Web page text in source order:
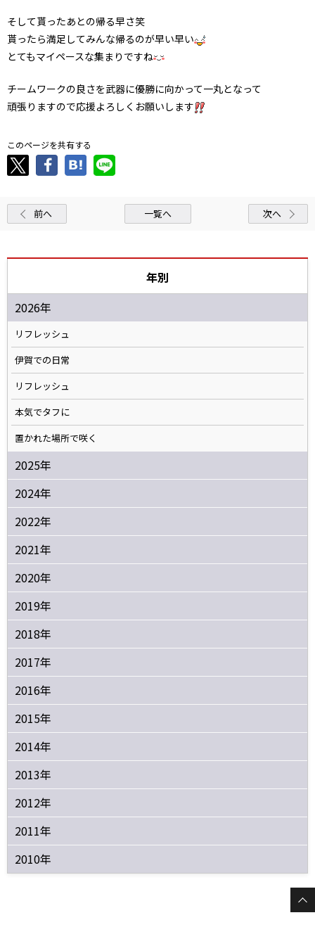
そして貰ったあとの帰る早さ笑
貰ったら満足してみんな帰るのが早い早い
とてもマイペースな集まりですね
チームワークの良さを武器に優勝に向かって一丸となって
頑張りますので応援よろしくお願いします
このページを共有する
前へ 一覧へ 次へ
年別
2026年
リフレッシュ
伊賀での日常
リフレッシュ
本気でタフに
置かれた場所で咲く
2025年
2024年
2022年
2021年
2020年
2019年
2018年
2017年
2016年
2015年
2014年
2013年
2012年
2011年
2010年